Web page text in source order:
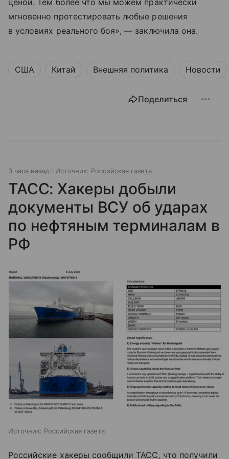
ценой. Тем более что мы можем практически
мгновенно протестировать любые решения
в условиях реального боя», — заключила она.
США Китай Внешняя политика Новости
Поделиться
3 часа назад Источник: Российская газета
ТАСС: Хакеры добыли
документы ВСУ об ударах
по нефтяным терминалам в
РФ
Источник: Российская газета
Российские хакеры сообщили ТАСС, что получили